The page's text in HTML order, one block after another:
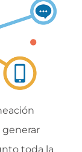
generar
toda la